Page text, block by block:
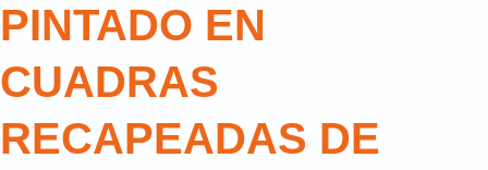
PINTADO EN
CUADRAS
RECAPEADAS DE